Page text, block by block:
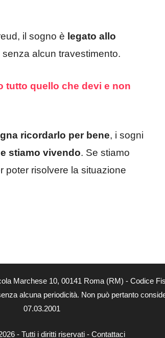
il sogno è legato allo
senza alcun travestimento.
tutto quello che devi e non
ricordarlo per bene, i sogni
stiamo vivendo. Se stiamo
poter risolvere la situazione
Marchese 10, 00141 Roma (RM) - Codice
alcuna periodicità. Non può pertanto
07.03.2001
- Tutti i diritti riservati - Contattaci